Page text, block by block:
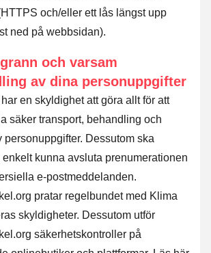
och/eller ett lås längst upp
ned på webbsidan).
och varsam
av dina personuppgifter
en skyldighet att göra allt för att
säker transport, behandling och
personuppgifter. Dessutom ska
enkelt kunna avsluta prenumerationen
e-postmeddelanden.
pratar regelbundet med Klima
skyldigheter. Dessutom utför
säkerhetskontroller på